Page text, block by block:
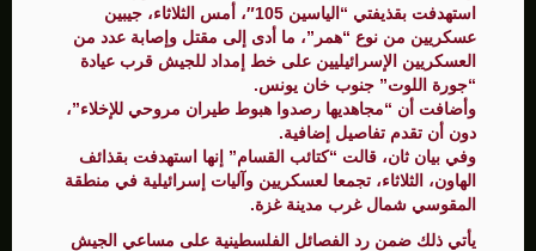
استهدفت بقذيفتي “الياسين 105″، أمس الثلاثاء، جيبين
عسكريين من نوع “همر”، ما أدى إلى مقتل وإصابة عدد من
العسكريين الإسرائيليين على خط إمداد للجيش قرب عيادة
“جورة اللوت” جنوب خان يونس.
وأضافت أن “مجاهديها رصدوا هبوط طيران مروحي للإخلاء”،
دون أن تقدم تفاصيل إضافية.
وفي بيان ثان، قالت “كتائب القسام” إنها استهدفت بقذائف
الهاون، الثلاثاء، تجمعا لعسكريين وآليات إسرائيلية في منطقة
المقوسي شمال غرب مدينة غزة.
يأتي ذلك ضمن رد الفصائل الفلسطينية على مساعي الجيش